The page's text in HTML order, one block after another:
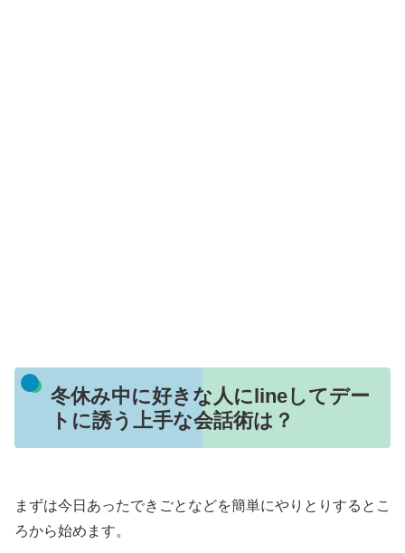
冬休み中に好きな人にlineしてデー
トに誘う上手な会話術は？
まずは今日あったできごとなどを簡単にやりとりするとこ
ろから始めます。